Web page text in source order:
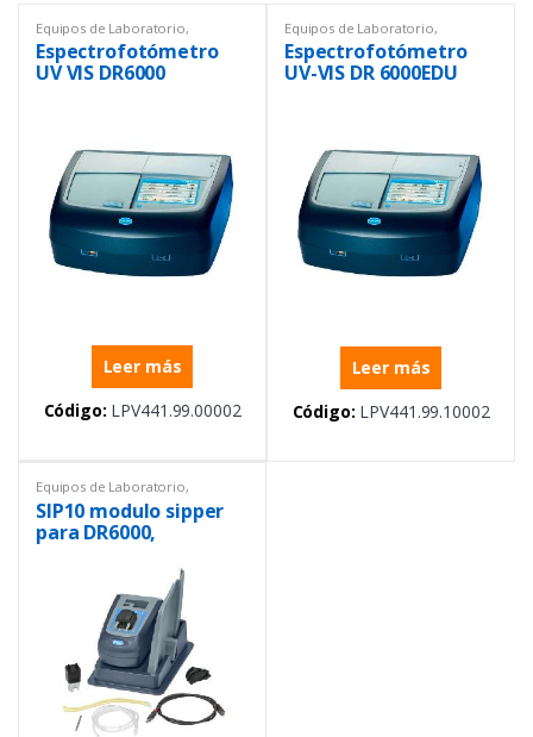
Equipos de Laboratorio,
Espectrofotómetros Uv/Vis
Espectrofotómetro
UV VIS DR6000
Leer más
Código: LPV441.99.00002
Equipos de Laboratorio,
Espectrofotómetros Uv/Vis
Espectrofotómetro
UV-VIS DR 6000EDU
Leer más
Código: LPV441.99.10002
Equipos de Laboratorio,
Espectrofotómetros
SIP10 modulo sipper
para DR6000,
aplicación flujo